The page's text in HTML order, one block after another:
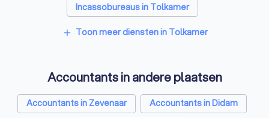
Incassobureaus in Tolkamer
Online marketing bureaus in Tolkamer
Vertaalbureaus in Tolkamer
SEO-specialisten in Tolkamer
add Toon meer diensten in Tolkamer
Accountants in andere plaatsen
Accountants in Zevenaar
Accountants in Didam